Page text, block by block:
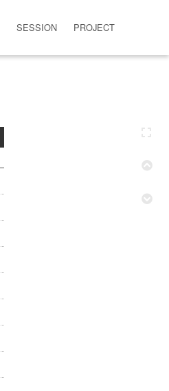
SESSION PROJECT